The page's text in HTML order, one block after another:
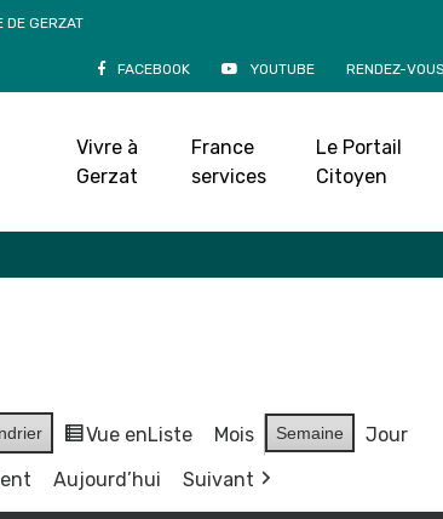
DE GERZAT
FACEBOOK YOUTUBE RENDEZ-
Vivre à
Gerzat
France
services
Le Portail
Citoyen
Accueil»Agenda
Vue enListe Mois Semaine
Jour
Aujourd’hui Suivant